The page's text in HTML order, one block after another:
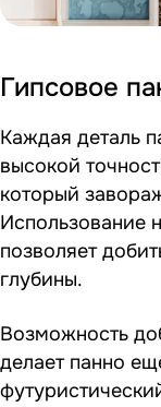
Гипсовое
Каждая деталь
высокой
который
Использование
позволяет
глубины.
Возможность
делает панно